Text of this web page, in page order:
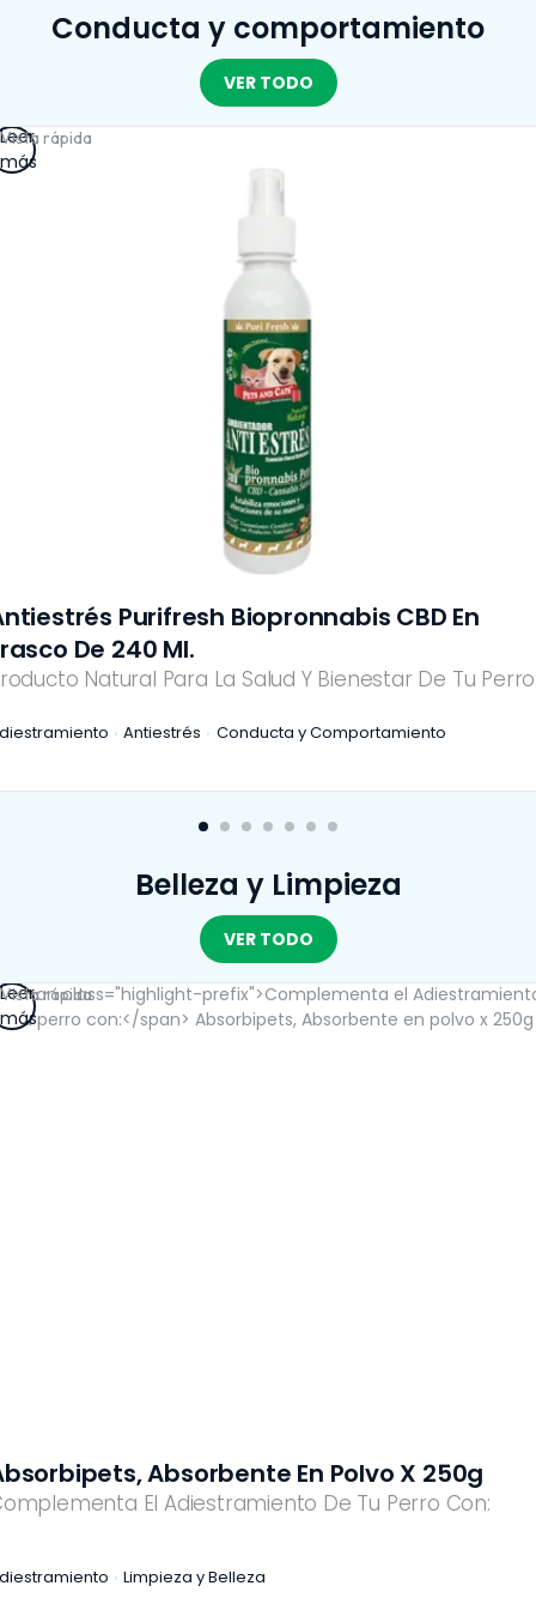
Conducta y comportamiento
VER TODO
Vista rápida
Natural Para La Salud Y Bienestar De Tu
Purifresh Biopronnabis CBD En
De 240 Ml.
Antiestrés Conducta y Comportamiento
Leer
más
Belleza y Limpieza
VER TODO
Vista rápida
El Adiestramiento De Tu Perro Con:
Absorbente En Polvo X 250g
Limpieza y Belleza
Leer
más